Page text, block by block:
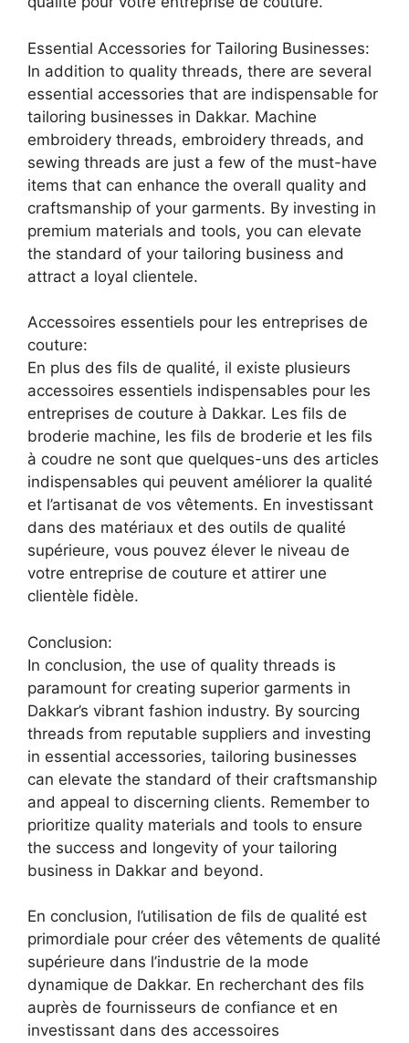
Essential Accessories for Tailoring Businesses:
In addition to quality threads, there are several
essential accessories that are indispensable for
tailoring businesses in Dakkar. Machine
embroidery threads, embroidery threads, and
sewing threads are just a few of the must-have
items that can enhance the overall quality and
craftsmanship of your garments. By investing in
premium materials and tools, you can elevate
the standard of your tailoring business and
attract a loyal clientele.
Accessoires essentiels pour les entreprises de
couture:
En plus des fils de qualité, il existe plusieurs
accessoires essentiels indispensables pour les
entreprises de couture à Dakkar. Les fils de
broderie machine, les fils de broderie et les fils
à coudre ne sont que quelques-uns des articles
indispensables qui peuvent améliorer la qualité
et l’artisanat de vos vêtements. En investissant
dans des matériaux et des outils de qualité
supérieure, vous pouvez élever le niveau de
votre entreprise de couture et attirer une
clientèle fidèle.
Conclusion:
In conclusion, the use of quality threads is
paramount for creating superior garments in
Dakkar’s vibrant fashion industry. By sourcing
threads from reputable suppliers and investing
in essential accessories, tailoring businesses
can elevate the standard of their craftsmanship
and appeal to discerning clients. Remember to
prioritize quality materials and tools to ensure
the success and longevity of your tailoring
business in Dakkar and beyond.
En conclusion, l’utilisation de fils de qualité est
primordiale pour créer des vêtements de qualité
supérieure dans l’industrie de la mode
dynamique de Dakkar. En recherchant des fils
auprès de fournisseurs de confiance et en
investissant dans des accessoires